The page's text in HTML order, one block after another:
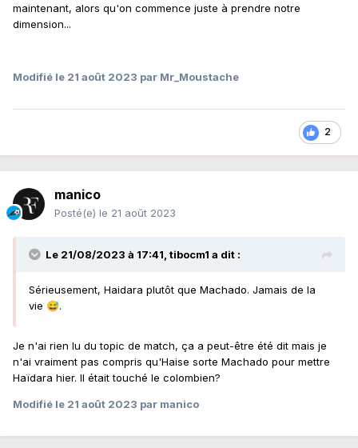
maintenant, alors qu'on commence juste à prendre notre
dimension...
Modifié le 21 août 2023 par Mr_Moustache
2
manico
Posté(e) le 21 août 2023
Le 21/08/2023 à 17:41, tibocm1 a dit :
Sérieusement, Haidara plutôt que Machado. Jamais de la
vie 😅.
Je n'ai rien lu du topic de match, ça a peut-être été dit mais je
n'ai vraiment pas compris qu'Haise sorte Machado pour mettre
Haïdara hier. Il était touché le colombien?
Modifié le 21 août 2023 par manico